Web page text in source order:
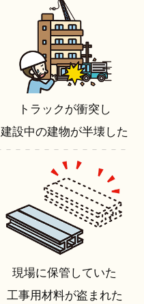
トラックが衝突し
建設中の建物が半壊した
現場に保管していた
工事用材料が盗まれた